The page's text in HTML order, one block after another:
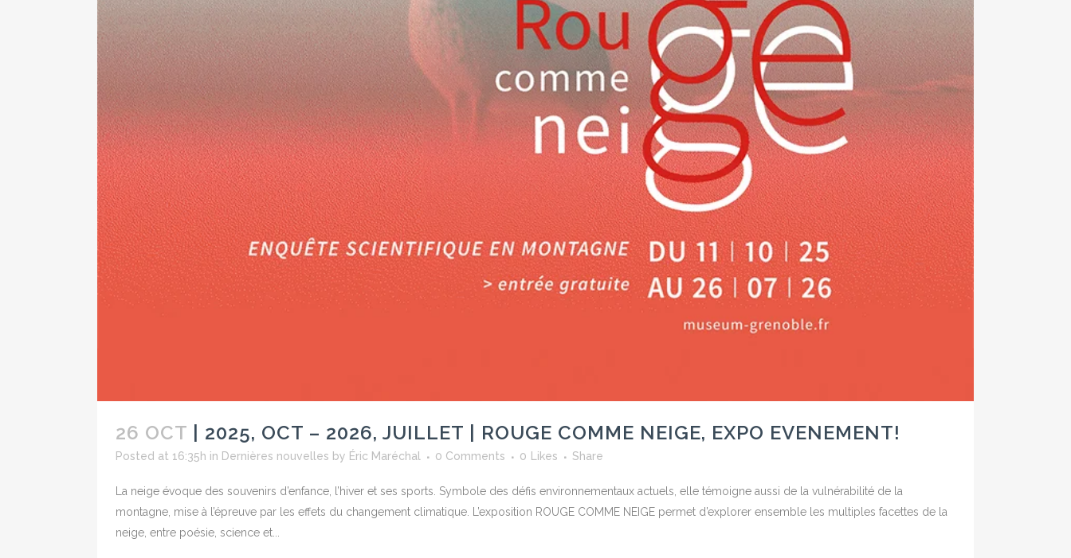
26 OCT | 2025, OCT – 2026, JUILLET | ROUGE COMME NEIGE, EXPO EVENEMENT!
Posted at 16:35h in Dernières nouvelles by Éric Maréchal 0 Comments 0 Likes Share
La neige évoque des souvenirs d’enfance, l’hiver et ses sports. Symbole des défis environnementaux actuels, elle témoigne aussi de la vulnérabilité de la
montagne, mise à l’épreuve par les effets du changement climatique. L’exposition ROUGE COMME NEIGE permet d’explorer ensemble les multiples facettes de la
neige, entre poésie, science et...